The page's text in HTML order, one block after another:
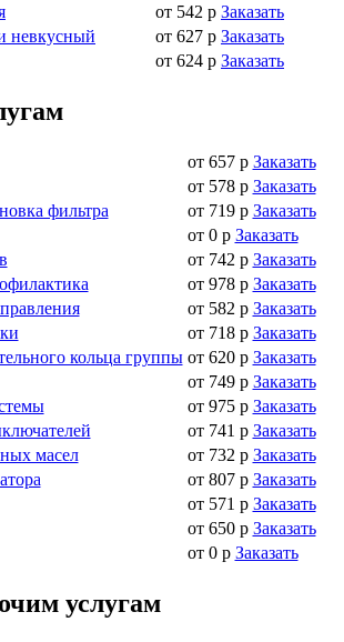
от 542 р Заказать
невкусный
от 627 р Заказать
от 624 р Заказать
от 657 р Заказать
от 578 р Заказать
фильтра
от 719 р Заказать
от 0 р Заказать
от 742 р Заказать
от 978 р Заказать
от 582 р Заказать
от 718 р Заказать
кольца группы от 620 р Заказать
от 749 р Заказать
от 975 р Заказать
от 741 р Заказать
масел
от 732 р Заказать
от 807 р Заказать
от 571 р Заказать
от 650 р Заказать
от 0 р Заказать
услугам